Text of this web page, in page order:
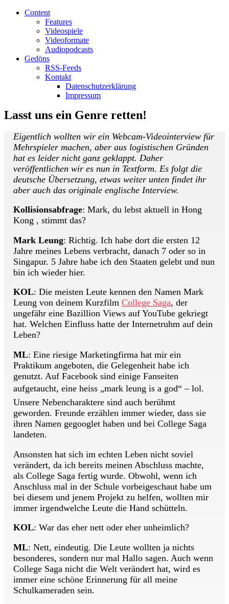
Content
Features
Videospiele
Videoformate
Audiopodcasts
Gedöns
RSS-Feeds
Kontakt
Datenschutzerklärung
Impressum
Lasst uns ein Genre retten!
Eigentlich wollten wir ein Webcam-Videointerview für
Mehrspieler machen, aber aus logistischen Gründen
hat es leider nicht ganz geklappt. Daher
veröffentlichen wir es nun in Textform. Es folgt die
deutsche Übersetzung, etwas weiter unten findet ihr
aber auch das originale englische Interview.
Kollisionsabfrage: Mark, du lebst aktuell in Hong
Kong , stimmt das?
Mark Leung: Richtig. Ich habe dort die ersten 12
Jahre meines Lebens verbracht, danach 7 oder so in
Singapur. 5 Jahre habe ich den Staaten gelebt und nun
bin ich wieder hier.
KOL: Die meisten Leute kennen den Namen Mark
Leung von deinem Kurzfilm College Saga, der
ungefähr eine Bazillion Views auf YouTube gekriegt
hat. Welchen Einfluss hatte der Internetruhm auf dein
Leben?
ML: Eine riesige Marketingfirma hat mir ein
Praktikum angeboten, die Gelegenheit habe ich
genutzt. Auf Facebook sind einige Fanseiten
aufgetaucht, eine heiss „mark leung is a god“ – lol.
Unsere Nebencharaktere sind auch berühmt
geworden. Freunde erzählen immer wieder, dass sie
ihren Namen gegooglet haben und bei College Saga
landeten.
Ansonsten hat sich im echten Leben nicht soviel
verändert, da ich bereits meinen Abschluss machte,
als College Saga fertig wurde. Obwohl, wenn ich
Anschluss mal in der Schule vorbeigeschaut habe um
bei diesem und jenem Projekt zu helfen, wollten mir
immer irgendwelche Leute die Hand schütteln.
KOL: War das eher nett oder eher unheimlich?
ML: Nett, eindeutig. Die Leute wollten ja nichts
besonderes, sondern nur mal Hallo sagen. Auch wenn
College Saga nicht die Welt verändert hat, wird es
immer eine schöne Erinnerung für all meine
Schulkameraden sein.